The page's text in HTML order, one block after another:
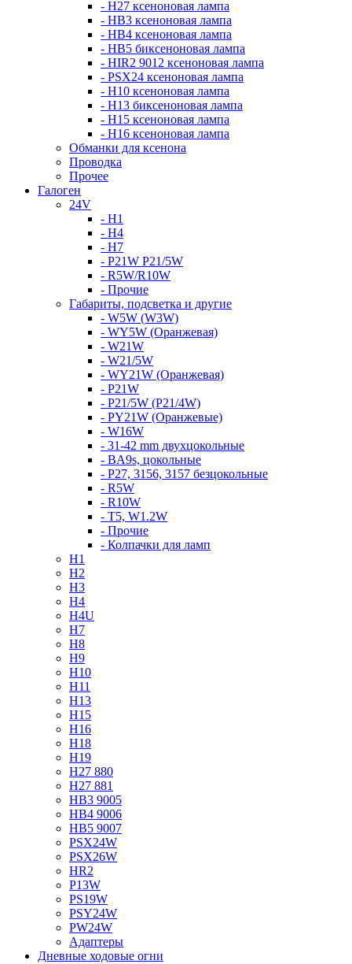
- H27 ксеноновая лампа
- HB3 ксеноновая лампа
- HB4 ксеноновая лампа
- HB5 биксеноновая лампа
- HIR2 9012 ксеноновая лампа
- PSX24 ксеноновая лампа
- H10 ксеноновая лампа
- H13 биксеноновая лампа
- H15 ксеноновая лампа
- H16 ксеноновая лампа
Обманки для ксенона
Проводка
Прочее
Галоген
24V
- H1
- H4
- H7
- P21W P21/5W
- R5W/R10W
- Прочие
Габариты, подсветка и другие
- W5W (W3W)
- WY5W (Оранжевая)
- W21W
- W21/5W
- WY21W (Оранжевая)
- P21W
- P21/5W (P21/4W)
- PY21W (Оранжевые)
- W16W
- 31-42 mm двухцокольные
- BA9s, цокольные
- P27, 3156, 3157 безцокольные
- R5W
- R10W
- T5, W1.2W
- Прочие
- Колпачки для ламп
H1
H2
H3
H4
H4U
H7
H8
H9
H10
H11
H13
H15
H16
H18
H19
H27 880
H27 881
HB3 9005
HB4 9006
HB5 9007
PSX24W
PSX26W
HR2
P13W
PS19W
PSY24W
PW24W
Адаптеры
Дневные ходовые огни